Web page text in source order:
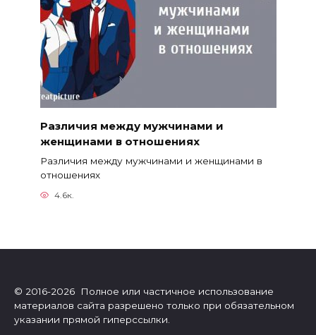
Различия между мужчинами и
женщинами в отношениях
Различия между мужчинами и женщинами в
отношениях
4.6к.
© 2016-2026 Полное или частичное использование
материалов сайта разрешено только при обязательном
указании прямой гиперссылки.